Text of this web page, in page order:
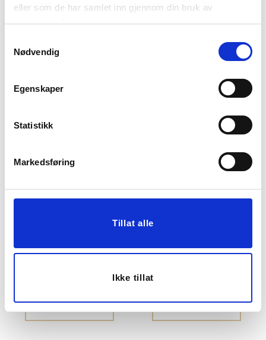
eller som de har samlet inn gjennom din bruk av
tjenestene deres.
Nødvendig
Egenskaper
Statistikk
Markedsføring
Tillat alle
Ikke tillat
GRØNN-BLÅ
SKÅL IBEN 14CM BEIGE
SKÅL IBEN 18CM BEIGE
KJØP
SKÅL IBEN 14 CM
KJØP